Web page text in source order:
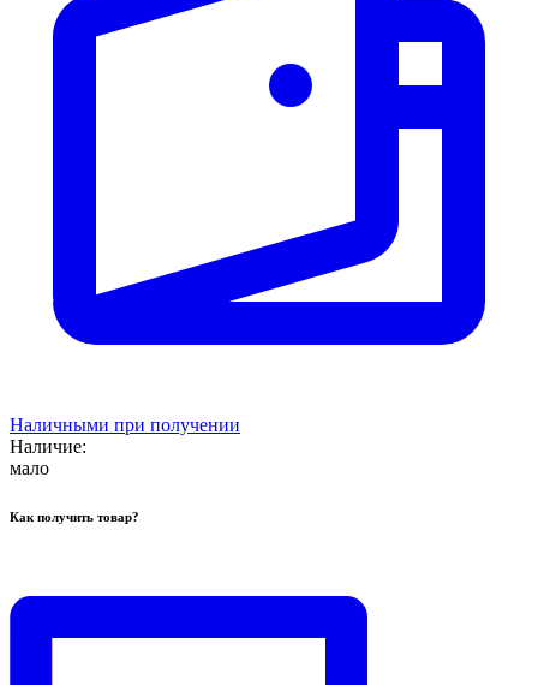
Наличными при получении
Наличие:
мало
Как получить товар?